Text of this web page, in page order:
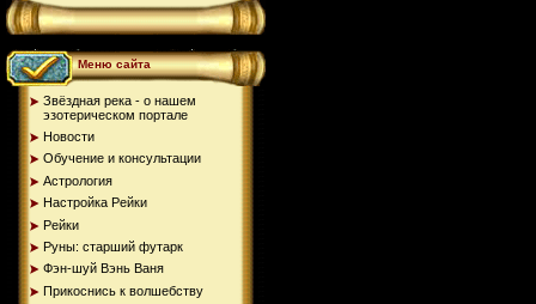
Меню сайта
Звёздная река - о нашем
эзотерическом портале
Новости
Обучение и консультации
Астрология
Настройка Рейки
Рейки
Руны: старший футарк
Фэн-шуй Вэнь Ваня
Прикоснись к волшебству